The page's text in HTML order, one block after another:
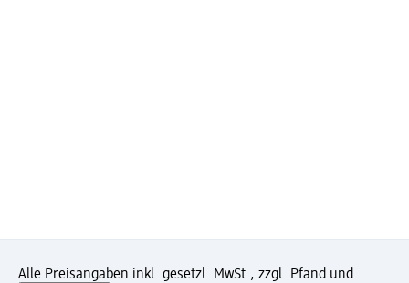
Alle Preisangaben inkl. gesetzl. MwSt., zzgl. Pfand und